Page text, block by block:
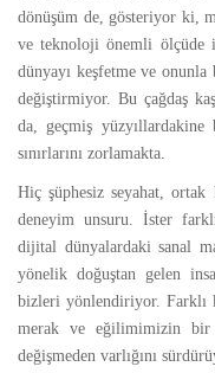
dönüşüm de, gösteriyor ki,
ve teknoloji önemli ölçüde
dünyayı keşfetme ve
değiştirmiyor. Bu çağdaş
da, geçmiş
sınırlarını zorlamakta.
Hiç şüphesiz seyahat,
deneyim unsuru. İster
dijital dünyalardaki sanal
yönelik doğuştan gelen
bizleri yönlendiriyor. Farklı
merak ve eğilimimizin bir
değişmeden varlığını